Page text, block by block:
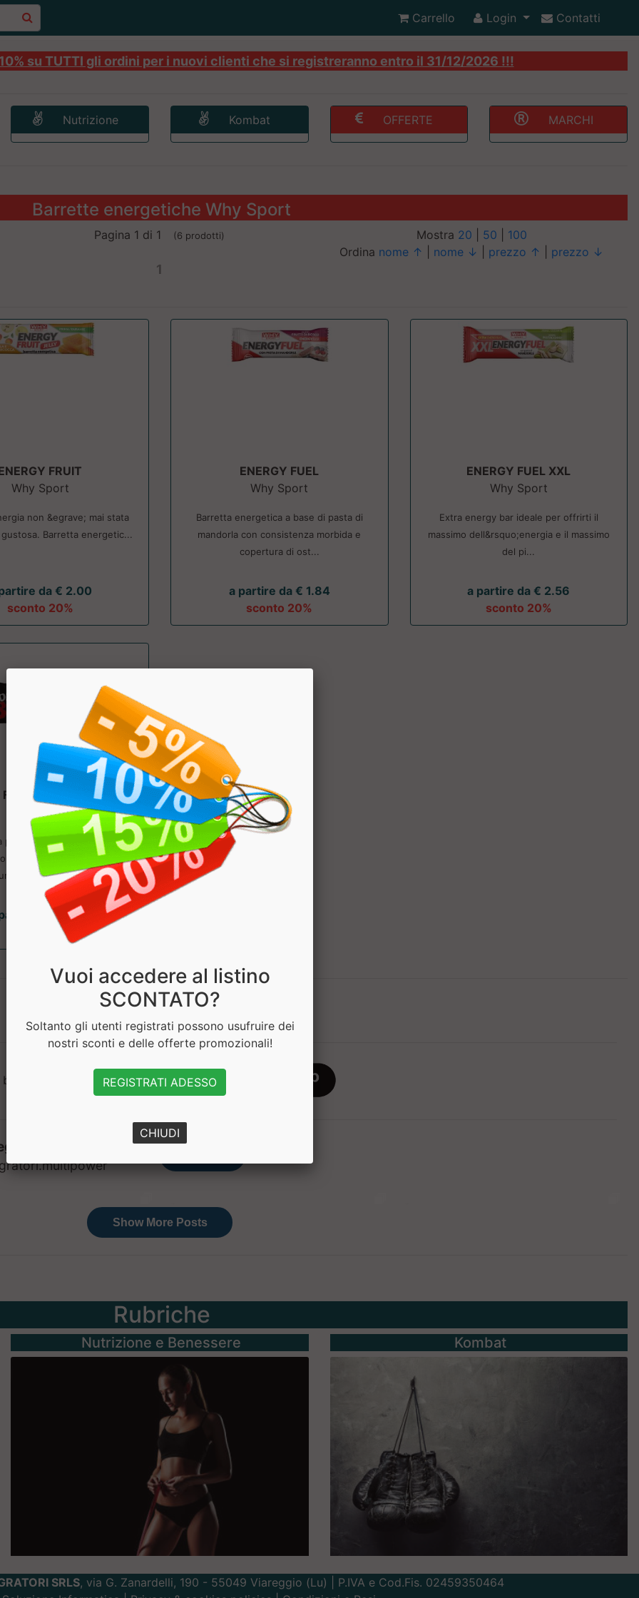
Carrello Login Contatti
su TUTTI gli ordini per i nuovi clienti che si registreranno entro il 31/12/2026 !!!
Nutrizione Kombat OFFERTE MARCHI
Barrette energetiche Why Sport
Pagina 1 di 1 (6 prodotti)
1
Mostra 20 50
100
Ordina nome ↑ nome ↓ prezzo ↑ prezzo ↓
FRUIT
Why Sport
non &egrave; mai stata
Barretta energetic...
da € 2.00
sconto 20%
ENERGY FUEL
Why Sport
Barretta energetica a base di pasta di
mandorla con consistenza morbida e
copertura di ost...
a partire da € 1.84
sconto 20%
ENERGY FUEL XXL
Why Sport
Extra energy bar ideale per offrirti il
massimo dell&rsquo;energia e il massimo
del pi...
a partire da € 2.56
sconto 20%
FORGED BAR
Why Sport
pre-workout ricoperta al
fondente, con caffeina e
Prezzo scon...
da € 2.08
sconto 20%
1
bisogno di aiuto? Chatta con noi
Rubriche
Nutrizione e Benessere Kombat
SRLS, via G. Zanardelli, 190 - 55049 Viareggio (Lu) | P.IVA e Cod.Fis. 02459350464
Vuoi accedere al listino
SCONTATO?
Soltanto gli utenti registrati possono usufruire dei
nostri sconti e delle offerte promozionali!
REGISTRATI ADESSO
CHIUDI